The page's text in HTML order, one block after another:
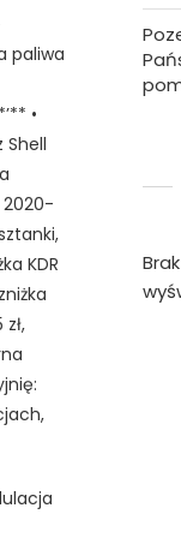
paliwa
•
Shell
2020-
KDR